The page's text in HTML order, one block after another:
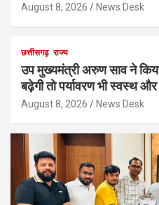
August 8, 2026 News Desk
छत्तीसगढ़ राज्य
उप मुख्यमंत्री अरुण साव ने किया
बढ़ेगी तो पर्यावरण भी स्वस्थ
August 8, 2026 News Desk